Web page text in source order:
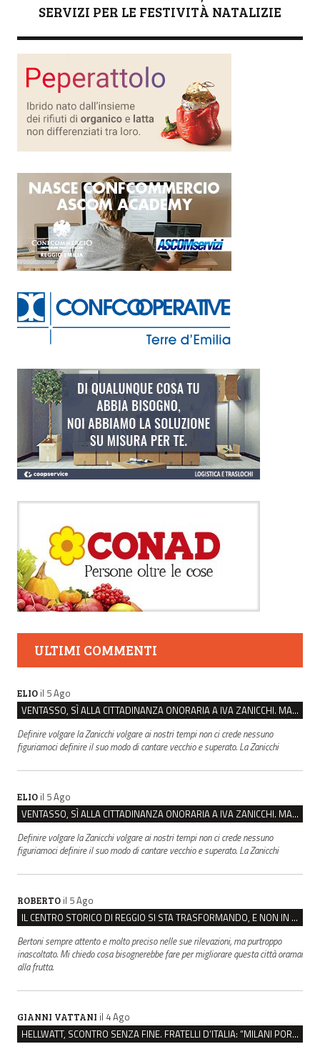
SERVIZI PER LE FESTIVITÀ NATALIZIE
ULTIMI COMMENTI
ELIO il 5 Ago
VENTASSO, SÌ ALLA CITTADINANZA ONORARIA A IVA ZANICCHI. MA BARGIACCHI: “È DI PESSIMO GUSTO”
Definire volgare la Zanicchi volgare ai nostri tempi non ci crede nessuno
figuriamoci definire il suo modo di cantare vecchio e superato. La Zanicchi
ELIO il 5 Ago
VENTASSO, SÌ ALLA CITTADINANZA ONORARIA A IVA ZANICCHI. MA BARGIACCHI: “È DI PESSIMO GUSTO”
Definire volgare la Zanicchi volgare ai nostri tempi non ci crede nessuno
figuriamoci definire il suo modo di cantare vecchio e superato. La Zanicchi
ROBERTO il 5 Ago
IL CENTRO STORICO DI REGGIO SI STA TRASFORMANDO, E NON IN MEGLIO
Bertoni sempre attento e molto preciso nelle sue rilevazioni, ma purtroppo
inascoltato. Mi chiedo cosa bisognerebbe fare per migliorare questa città oramai
alla frutta.
GIANNI VATTANI il 4 Ago
HELLWATT, SCONTRO SENZA FINE. FRATELLI D’ITALIA: “MILANI PORTA DOCUMENTI, DE FRANCO INSULTI”